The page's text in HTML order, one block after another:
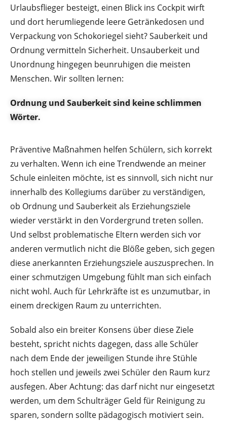
Urlaubsflieger besteigt, einen Blick ins Cockpit wirft
und dort herumliegende leere Getränkedosen und
Verpackung von Schokoriegel sieht? Sauberkeit und
Ordnung vermitteln Sicherheit. Unsauberkeit und
Unordnung hingegen beunruhigen die meisten
Menschen. Wir sollten lernen:
Ordnung und Sauberkeit sind keine schlimmen
Wörter.
Präventive Maßnahmen helfen Schülern, sich korrekt
zu verhalten. Wenn ich eine Trendwende an meiner
Schule einleiten möchte, ist es sinnvoll, sich nicht nur
innerhalb des Kollegiums darüber zu verständigen,
ob Ordnung und Sauberkeit als Erziehungsziele
wieder verstärkt in den Vordergrund treten sollen.
Und selbst problematische Eltern werden sich vor
anderen vermutlich nicht die Blöße geben, sich gegen
diese anerkannten Erziehungsziele auszusprechen. In
einer schmutzigen Umgebung fühlt man sich einfach
nicht wohl. Auch für Lehrkräfte ist es unzumutbar, in
einem dreckigen Raum zu unterrichten.
Sobald also ein breiter Konsens über diese Ziele
besteht, spricht nichts dagegen, dass alle Schüler
nach dem Ende der jeweiligen Stunde ihre Stühle
hoch stellen und jeweils zwei Schüler den Raum kurz
ausfegen. Aber Achtung: das darf nicht nur eingesetzt
werden, um dem Schulträger Geld für Reinigung zu
sparen, sondern sollte pädagogisch motiviert sein.